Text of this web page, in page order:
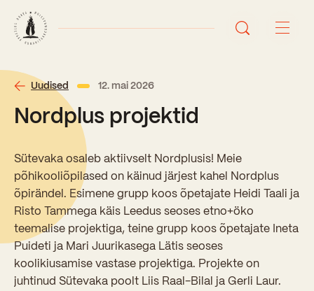
Avaleht
Uudised
Sündmused
Õppetöö
Perioodõpe
Õppesuunad
Koolist
Ajalugu
Sisseastumisinfo
Uudised 12. mai 2026
Nordplus projektid
Sütevaka osaleb aktiivselt Nordplusis! Meie
põhikooliõpilased on käinud järjest kahel Nordplus
õpirändel. Esimene grupp koos õpetajate Heidi Taali ja
Risto Tammega käis Leedus seoses etno+öko
teemalise projektiga, teine grupp koos õpetajate Ineta
Puideti ja Mari Juurikasega Lätis seoses
koolikiusamise vastase projektiga. Projekte on
juhtinud Sütevaka poolt Liis Raal-Bilal ja Gerli Laur.